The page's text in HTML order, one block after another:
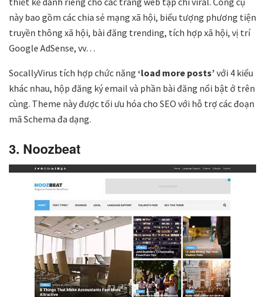
này bao gồm các chia sẻ mạng xã hội, biểu tượng phương tiện
truyền thông xã hội, bài đăng trending, tích hợp xã hội, vị trí
Google AdSense, vv…
SocallyVirus tích hợp chức năng ‘load more posts’ với 4 kiểu
khác nhau, hộp đăng ký email và phần bài đăng nổi bật ở trên
cùng. Theme này được tối ưu hóa cho SEO với hỗ trợ các đoạn
mã Schema đa dạng.
3. Noozbeat